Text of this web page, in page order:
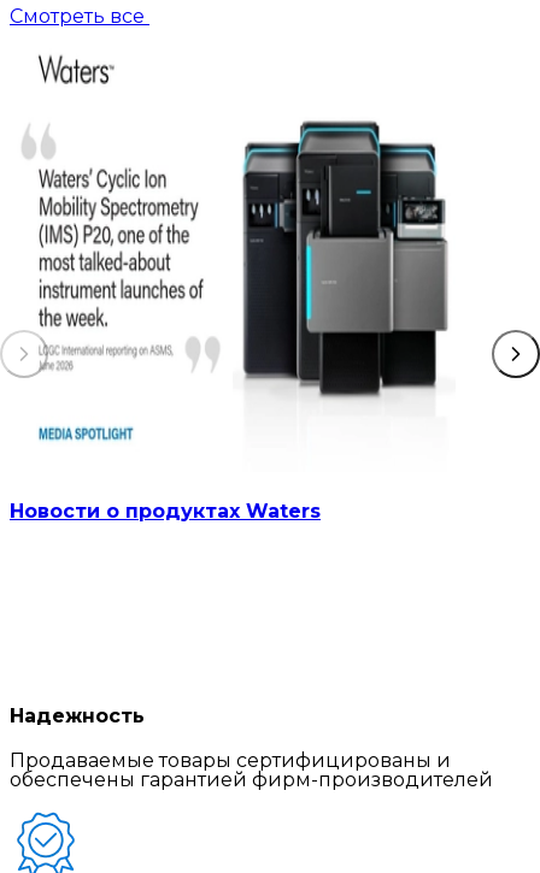
Смотреть все
Новости о продуктах Waters
Надежность
Продаваемые товары сертифицированы и
обеспечены гарантией фирм-производителей